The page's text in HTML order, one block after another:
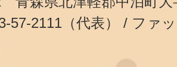
57-2111（代表） / ファ